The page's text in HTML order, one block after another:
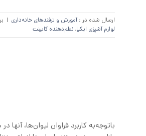
ارسال شده در : آموزش و ترفند‌های خانه‌داری |
لوازم آشپزی ایکیا, نظم‌دهنده کابینت
باتوجه‌به کاربرد فراوان لیوان‌ها،